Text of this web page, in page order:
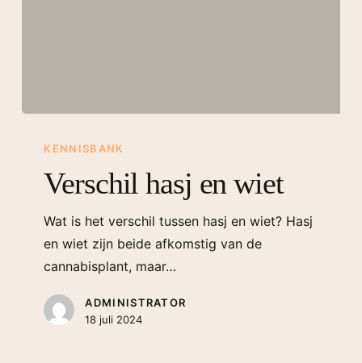
KENNISBANK
Verschil hasj en wiet
Wat is het verschil tussen hasj en wiet? Hasj
en wiet zijn beide afkomstig van de
cannabisplant, maar…
ADMINISTRATOR
18 juli 2024